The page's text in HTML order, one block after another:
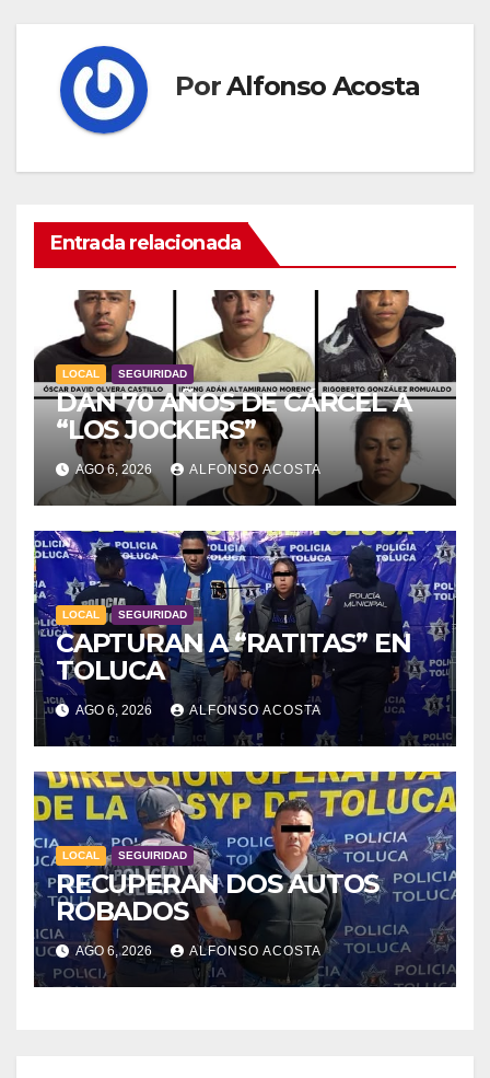
PorAlfonso Acosta
Entrada relacionada
LOCAL SEGUIRIDAD
DAN 70 AÑOS DE CÁRCEL A
“LOS JOCKERS”
AGO 6, 2026 ALFONSO ACOSTA
LOCAL SEGUIRIDAD
CAPTURAN A “RATITAS” EN
TOLUCA
AGO 6, 2026 ALFONSO ACOSTA
LOCAL SEGUIRIDAD
RECUPERAN DOS AUTOS
ROBADOS
AGO 6, 2026 ALFONSO ACOSTA